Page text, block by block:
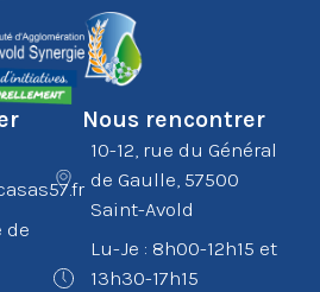
de
Nous rencontrer
10-12, rue du Général
de Gaulle, 57500
Saint-Avold
Lu-Je : 8h00-12h15 et
13h30-17h15